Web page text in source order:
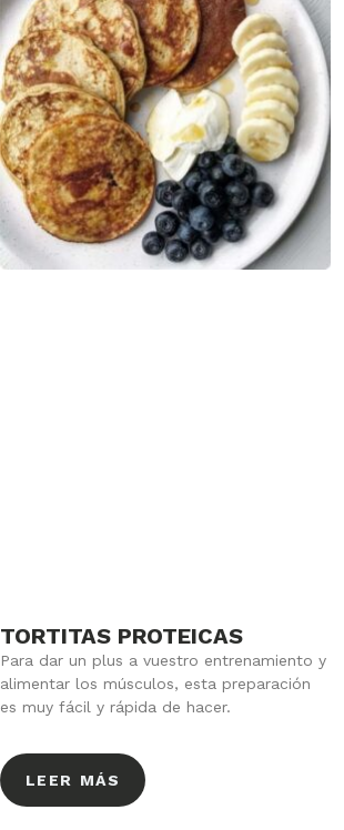
TORTITAS PROTEICAS
Para dar un plus a vuestro entrenamiento y
alimentar los músculos, esta preparación
es muy fácil y rápida de hacer.
LEER MÁS